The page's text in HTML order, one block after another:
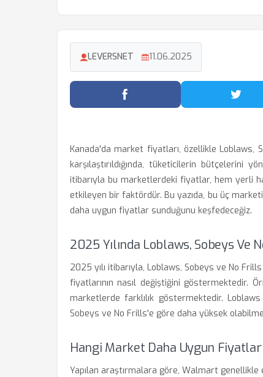
LEVERSNET 11.06.2025
Facebook'ta Paylaş
Kanada'da market fiyatları, özellikle Loblaws,
karşılaştırıldığında, tüketicilerin bütçelerini
itibarıyla bu marketlerdeki fiyatlar, hem yerli
etkileyen bir faktördür. Bu yazıda, bu üç
daha uygun fiyatlar sunduğunu keşfedeceğiz.
2025 Yılında Loblaws, Sobeys Ve
2025 yılı itibarıyla, Loblaws, Sobeys ve No
fiyatlarının nasıl değiştiğini göstermektedir.
marketlerde farklılık göstermektedir.
Sobeys ve No Frills'e göre daha yüksek
Hangi Market Daha Uygun
Yapılan araştırmalara göre, Walmart